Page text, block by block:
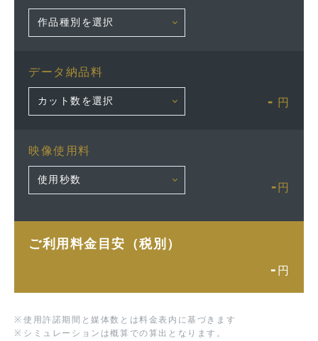
データ納品料
- 円
映像使用料
- 円
ご利用料金目安（税別）
- 円
※ 使用許諾期間と媒体数とは料金表内に基づきます
※ シミュレーションは概算での算出となります。